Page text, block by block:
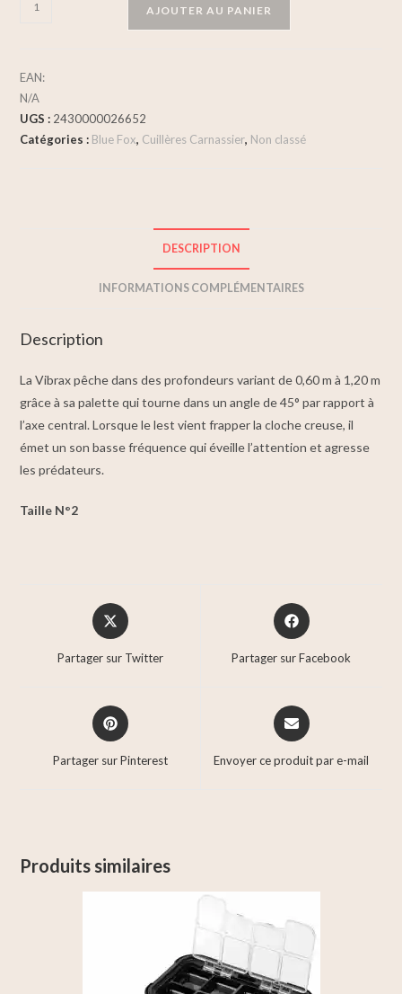
AJOUTER AU PANIER
EAN:
N/A
UGS : 2430000026652
Catégories : Blue Fox, Cuillères Carnassier, Non classé
DESCRIPTION
INFORMATIONS COMPLÉMENTAIRES
Description
La Vibrax pêche dans des profondeurs variant de 0,60 m à 1,20 m
grâce à sa palette qui tourne dans un angle de 45° par rapport à
l’axe central. Lorsque le lest vient frapper la cloche creuse, il
émet un son basse fréquence qui éveille l’attention et agresse
les prédateurs.
Taille N°2
Partager sur Twitter Partager sur Facebook
Partager sur Pinterest Envoyer ce produit par e-mail
Produits similaires